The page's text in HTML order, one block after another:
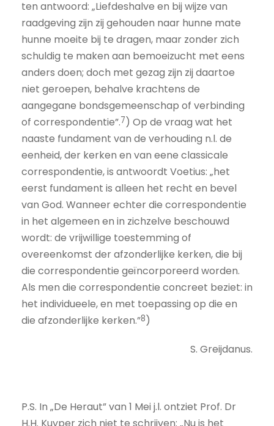
ten antwoord: „Liefdeshalve en bij wijze van
raadgeving zijn zij gehouden naar hunne mate
hunne moeite bij te dragen, maar zonder zich
schuldig te maken aan bemoeizucht met eens
anders doen; doch met gezag zijn zij daartoe
niet geroepen, behalve krachtens de
aangegane bondsgemeenschap of verbinding
of correspondentie”.7) Op de vraag wat het
naaste fundament van de verhouding n.l. de
eenheid, der kerken en van eene classicale
correspondentie, is antwoordt Voetius: „het
eerst fundament is alleen het recht en bevel
van God. Wanneer echter die correspondentie
in het algemeen en in zichzelve beschouwd
wordt: de vrijwillige toestemming of
overeenkomst der afzonderlijke kerken, die bij
die correspondentie geïncorporeerd worden.
Als men die correspondentie concreet beziet: in
het individueele, en met toepassing op die en
die afzonderlijke kerken.”8)
S. Greijdanus.
P.S. In „De Heraut” van 1 Mei j.l. ontziet Prof. Dr
H.H. Kuyper zich niet te schrijven: „Nu is het